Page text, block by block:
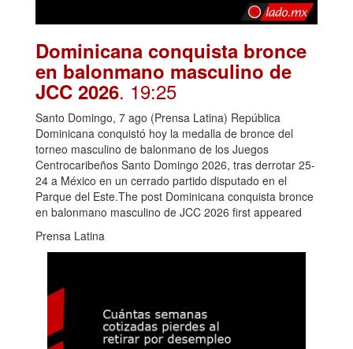
Dominicana conquista bronce
en balonmano masculino de
JCC 2026. 19:25
Santo Domingo, 7 ago (Prensa Latina) República
Dominicana conquistó hoy la medalla de bronce del
torneo masculino de balonmano de los Juegos
Centrocaribeños Santo Domingo 2026, tras derrotar 25-
24 a México en un cerrado partido disputado en el
Parque del Este.The post Dominicana conquista bronce
en balonmano masculino de JCC 2026 first appeared
Prensa Latina